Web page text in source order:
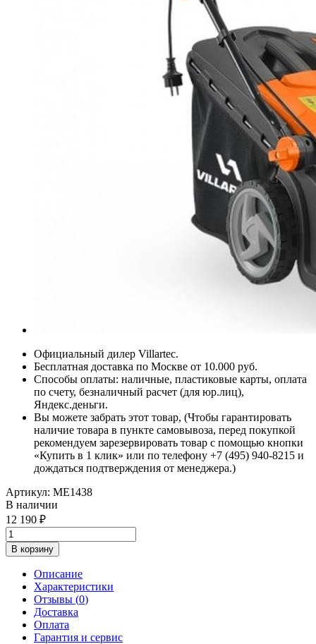
Официальный дилер Villartec.
Бесплатная доставка по Москве от 10.000 руб.
Способы оплаты: наличные, пластиковые карты, оплата
по счету, безналичный расчет (для юр.лиц),
Яндекс.деньги.
Вы можете забрать этот товар, (Чтобы гарантировать
наличие товара в пункте самовывоза, перед покупкой
рекомендуем зарезервировать товар с помощью кнопки
«Купить в 1 клик» или по телефону +7 (495) 940-8215 и
дождаться подтверждения от менеджера.)
Артикул: ME1438
В наличии
12 190
В корзину
Описание
Характеристики
Отзывы (0)
Доставка
Оплата
Гарантия и сервис